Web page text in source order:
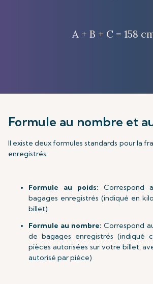
A + B + C = 158
Formule au nombre et
Il existe deux formules standards pour la
enregistrés:
Formule au poids: Correspond
bagages enregistrés (indiqué en
billet)
Formule au nombre: Correspond
de bagages enregistrés (indiqué
pièces autorisées sur votre billet,
autorisé par pièce)